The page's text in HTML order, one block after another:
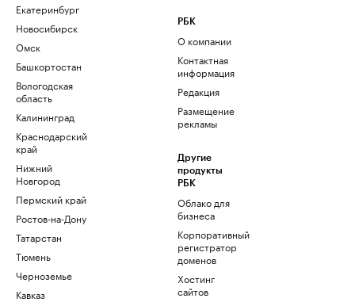
Екатеринбург
Новосибирск
Омск
Башкортостан
Вологодская
область
Калининград
Краснодарский
край
Нижний
Новгород
Пермский край
Ростов-на-Дону
Татарстан
Тюмень
Черноземье
Кавказ
РБК
О компании
Контактная
информация
Редакция
Размещение
рекламы
Другие
продукты
РБК
Облако для
бизнеса
Корпоративный
регистратор
доменов
Хостинг
сайтов